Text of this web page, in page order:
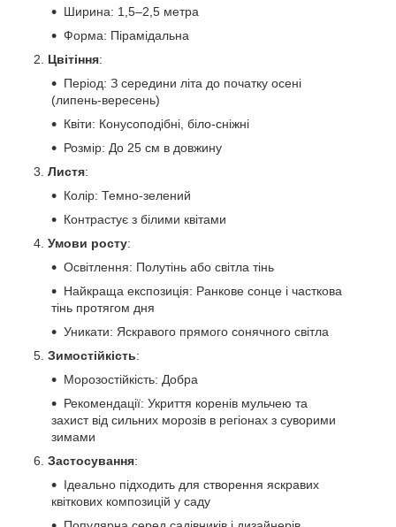
Ширина: 1,5–2,5 метра
Форма: Пірамідальна
Цвітіння:
Період: З середини літа до початку осені
(липень-вересень)
Квіти: Конусоподібні, біло-сніжні
Розмір: До 25 см в довжину
Листя:
Колір: Темно-зелений
Контрастує з білими квітами
Умови росту:
Освітлення: Полутінь або світла тінь
Найкраща експозиція: Ранкове сонце і часткова
тінь протягом дня
Уникати: Яскравого прямого сонячного світла
Зимостійкість:
Морозостійкість: Добра
Рекомендації: Укриття коренів мульчею та
захист від сильних морозів в регіонах з суворими
зимами
Застосування:
Ідеально підходить для створення яскравих
квіткових композицій у саду